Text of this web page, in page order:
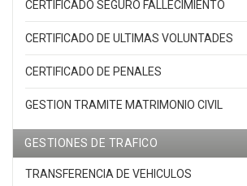
CERTIFICADO SEGURO FALLECIMIENTO
CERTIFICADO DE ULTIMAS VOLUNTADES
CERTIFICADO DE PENALES
GESTION TRAMITE MATRIMONIO CIVIL
GESTIONES DE TRAFICO
TRANSFERENCIA DE VEHICULOS